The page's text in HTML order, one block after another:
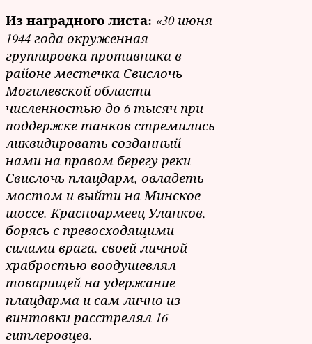
Из наградного листа: «30 июня
1944 года окруженная
группировка противника в
районе местечка Свислочь
Могилевской области
численностью до 6 тысяч при
поддержке танков стремились
ликвидировать созданный
нами на правом берегу реки
Свислочь плацдарм, овладеть
мостом и выйти на Минское
шоссе. Красноармеец Уланков,
борясь с превосходящими
силами врага, своей личной
храбростью воодушевлял
товарищей на удержание
плацдарма и сам лично из
винтовки расстрелял 16
гитлеровцев.